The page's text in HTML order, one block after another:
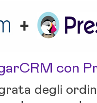
con
degli